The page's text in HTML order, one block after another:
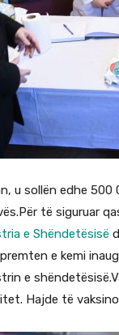
u sollën edhe
të siguruar
e Shëndetësisë
e kemi
e
Hajde të